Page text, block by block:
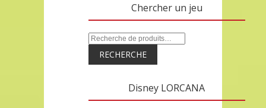
Chercher un jeu
RECHERCHE
Disney LORCANA